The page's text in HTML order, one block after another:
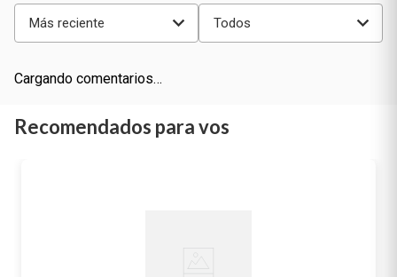
Más reciente Todos
Cargando comentarios…
Recomendados para vos